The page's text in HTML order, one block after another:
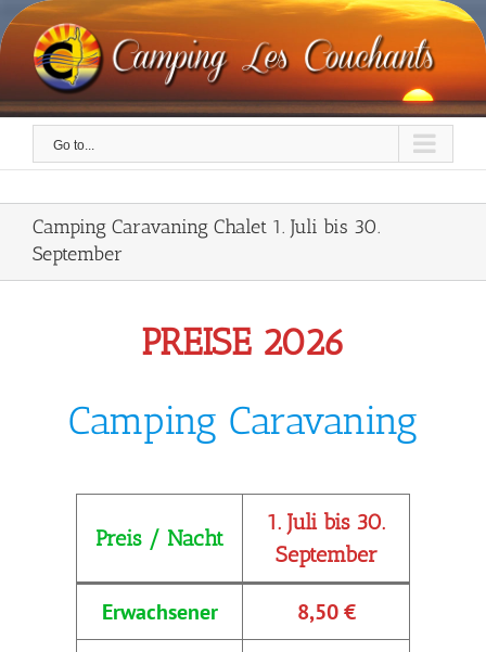
Skip
to
content
Go to...
Camping Caravaning Chalet 1. Juli bis 30.
September
PREISE 2026
Camping Caravaning
Preis / Nacht
1. Juli bis 30.
September
Erwachsener
8,50 €